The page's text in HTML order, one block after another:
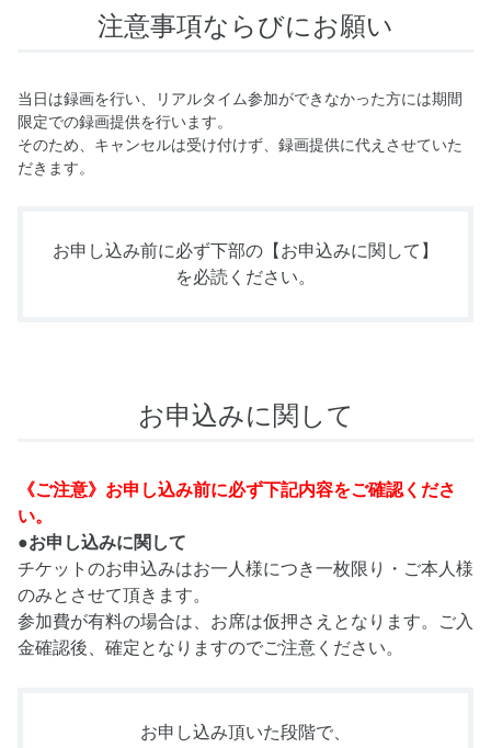
注意事項ならびにお願い
当日は録画を行い、リアルタイム参加ができなかった方には期間
限定での録画提供を行います。
そのため、キャンセルは受け付けず、録画提供に代えさせていた
だきます。
お申し込み前に必ず下部の 【お申込みに関して】
を必読ください。
お申込みに関して
《ご注意》お申し込み前に必ず下記内容をご確認くださ
い。
●お申し込みに関して
チケットのお申込みはお一人様につき一枚限り・ご本人様
のみとさせて頂きます。
参加費が有料の場合は、お席は仮押さえとなります。ご入
金確認後、確定となりますのでご注意ください。
お申し込み頂いた段階で、